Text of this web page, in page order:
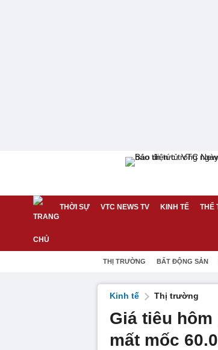
THỜI SỰ VTC NEWS TV KINH TẾ THỂ
THỊ TRƯỜNG BẤT ĐỘNG SẢN
Kinh tế Thị trường
Giá tiêu hôm
mất mốc